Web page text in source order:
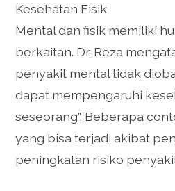
Kesehatan Fisik
Mental dan fisik memiliki
berkaitan. Dr. Reza
penyakit mental tidak
dapat mempengaruhi
seseorang”. Beberapa
yang bisa terjadi akibat
peningkatan risiko